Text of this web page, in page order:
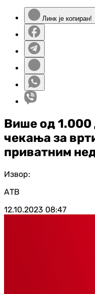
Линк је копиран!
Више од 1.000
чекања за
приватним
Извор:
АТВ
12.10.2023 08:47